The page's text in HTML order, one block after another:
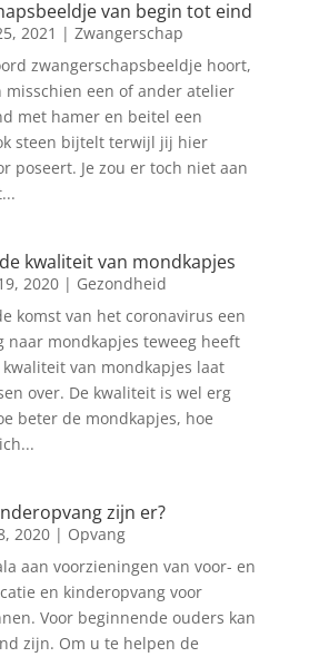
van begin tot eind
2021 | Zwangerschap
zwangerschapsbeeldje hoort,
misschien een of ander atelier
met hamer en beitel een
steen bijtelt terwijl jij hier
poseert. Je zou er toch niet aan
kwaliteit van mondkapjes
2020| Gezondheid
komst van het coronavirus een
naar mondkapjes teweeg heeft
van mondkapjes laat
over. De kwaliteit is wel erg
beter de mondkapjes, hoe
zijn er?
2020| Opvang
aan voorzieningen van voor- en
en kinderopvang voor
Voor beginnende ouders kan
zijn. Om u te helpen de